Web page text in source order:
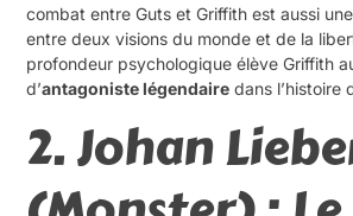
combat entre Guts et Griffith est aussi
entre deux visions du monde et de la
profondeur psychologique élève Griffith
d’antagoniste légendaire dans l’histoire
2. Johan